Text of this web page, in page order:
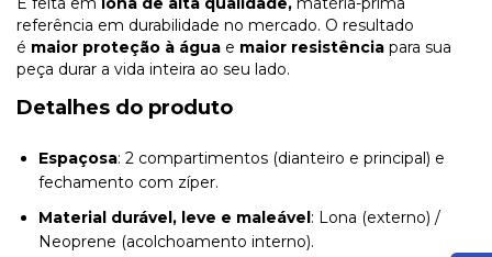
referência em durabilidade no mercado. O resultado
é maior proteção à água e maior resistência para sua
peça durar a vida inteira ao seu lado.
Detalhes do produto
Espaçosa: 2 compartimentos (dianteiro e principal) e
fechamento com zíper.
Material durável, leve e maleável : Lona (externo) /
Neoprene (acolchoamento interno).